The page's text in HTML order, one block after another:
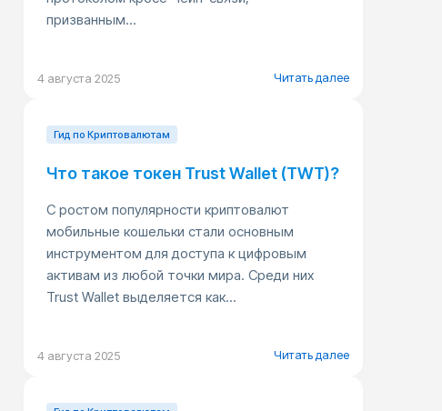
призванным...
4 августа 2025 Читать далее
Гид по Криптовалютам
Что такое токен Trust Wallet (TWT)?
С ростом популярности криптовалют
мобильные кошельки стали основным
инструментом для доступа к цифровым
активам из любой точки мира. Среди них
Trust Wallet выделяется как...
4 августа 2025 Читать далее